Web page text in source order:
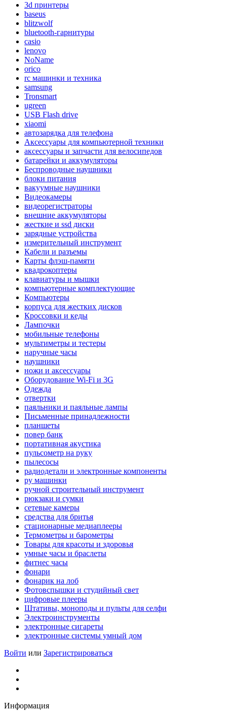
3d принтеры
baseus
blitzwolf
bluetooth-гарнитуры
casio
lenovo
NoName
orico
rc машинки и техника
samsung
Tronsmart
ugreen
USB Flash drive
xiaomi
автозарядка для телефона
Аксессуары для компьютерной техники
аксессуары и запчасти для велосипедов
батарейки и аккумуляторы
Беспроводные наушники
блоки питания
вакуумные наушники
Видеокамеры
видеорегистраторы
внешние аккумуляторы
жесткие и ssd диски
зарядные устройства
измерительный инструмент
Кабели и разъемы
Карты флэш-памяти
квадрокоптеры
клавиатуры и мышки
компьютерные комплектующие
Компьютеры
корпуса для жестких дисков
Кроссовки и кеды
Лампочки
мобильные телефоны
мультиметры и тестеры
наручные часы
наушники
ножи и аксессуары
Оборудование Wi-Fi и 3G
Одежда
отвертки
паяльники и паяльные лампы
Письменные принадлежности
планшеты
повер банк
портативная акустика
пульсометр на руку
пылесосы
радиодетали и электронные компоненты
ру машинки
ручной строительный инструмент
рюкзаки и сумки
сетевые камеры
средства для бритья
стационарные медиаплееры
Термометры и барометры
Товары для красоты и здоровья
умные часы и браслеты
фитнес часы
фонари
фонарик на лоб
Фотовспышки и студийный свет
цифровые плееры
Штативы, моноподы и пульты для селфи
Электроинструменты
электронные сигареты
электронные системы умный дом
Войти или Зарегистрироваться
Информация